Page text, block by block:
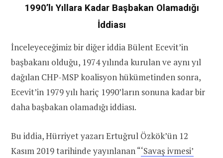
1990’lı Yıllara Kadar Başbakan Olamadığı
İddiası
İnceleyeceğimiz bir diğer iddia Bülent Ecevit’in
başbakanı olduğu, 1974 yılında kurulan ve aynı yıl
dağılan CHP-MSP koalisyon hükümetinden sonra,
Ecevit’in 1979 yılı hariç 1990’ların sonuna kadar bir
daha başbakan olamadığı iddiası.
Bu iddia, Hürriyet yazarı Ertuğrul Özkök’ün 12
Kasım 2019 tarihinde yayınlanan “‘Savaş ivmesi’